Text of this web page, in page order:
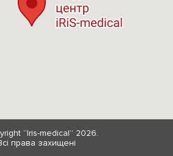
“Iris-medical” 2026.
права захищені